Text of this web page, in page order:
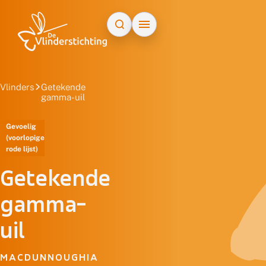
Vlinders
Getekende
gamma-uil
Gevoelig
(voorlopige
rode lijst)
Getekende
gamma-
uil
MACDUNNOUGHIA